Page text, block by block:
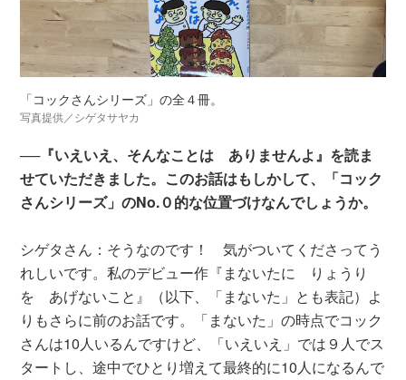
「コックさんシリーズ」の全４冊。
写真提供／シゲタサヤカ
──『いえいえ、そんなことは ありませんよ』を読ま
せていただきました。このお話はもしかして、「コック
さんシリーズ」のNo.０的な位置づけなんでしょうか。
シゲタさん：そうなのです！ 気がついてくださってう
れしいです。私のデビュー作『まないたに りょうり
を あげないこと』（以下、「まないた」とも表記）よ
りもさらに前のお話です。「まないた」の時点でコック
さんは10人いるんですけど、「いえいえ」では９人でス
タートし、途中でひとり増えて最終的に10人になるんで